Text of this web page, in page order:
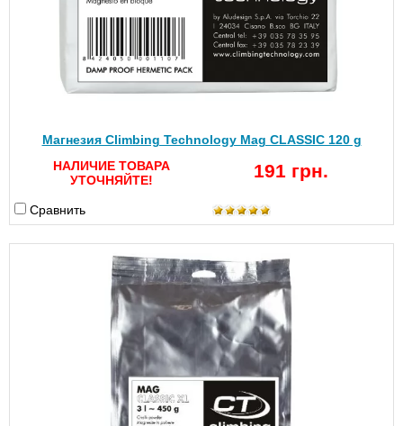
Магнезия Climbing Technology Mag CLASSIC 120 g
НАЛИЧИЕ ТОВАРА
УТОЧНЯЙТЕ!
191 грн.
Сравнить